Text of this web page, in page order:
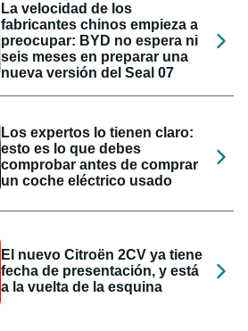
La velocidad de los
fabricantes chinos empieza a
preocupar: BYD no espera ni
seis meses en preparar una
nueva versión del Seal 07
Los expertos lo tienen claro:
esto es lo que debes
comprobar antes de comprar
un coche eléctrico usado
El nuevo Citroën 2CV ya tiene
fecha de presentación, y está
a la vuelta de la esquina